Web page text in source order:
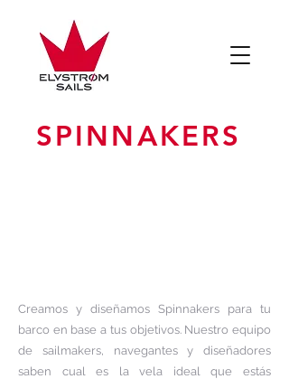
SPINNAKERS
Creamos y diseñamos Spinnakers para tu
barco en base a tus objetivos. Nuestro equipo
de sailmakers, navegantes y diseñadores
saben cual es la vela ideal que estás